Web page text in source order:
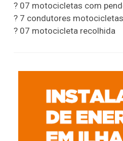
? 07 motocicletas com
?️ 7 condutores
?️ 07 motocicleta recolhida